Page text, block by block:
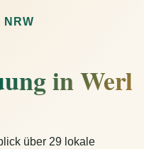
NRW
in Werl
über 29 lokale